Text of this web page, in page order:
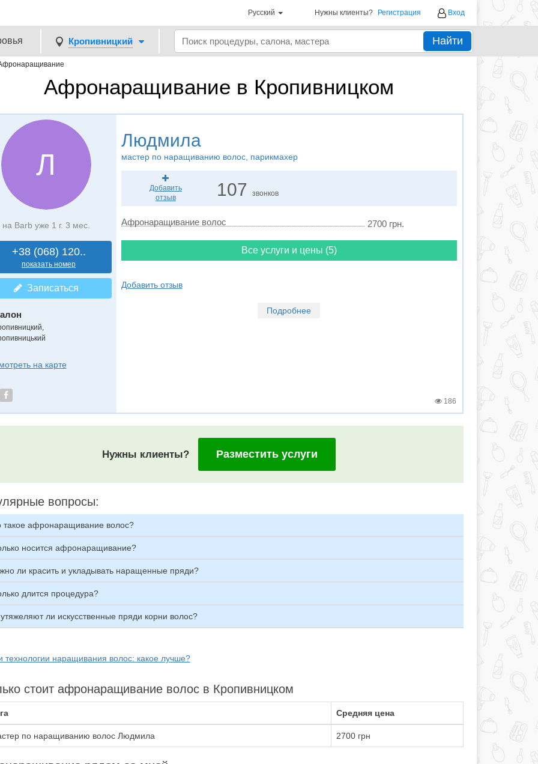
Русский Нужны клиенты? Регистрация Вход
Кропивницкий Найти
Афронаращивание в Кропивницком
Л
на Barb уже 1 г. 3 мес.
+38 (068) 120..
показать номер
Записаться
на карте
Людмила
мастер по наращиванию волос, парикмахер
Добавить
отзыв
107звонков
Афронаращивание волос 2700 грн.
Все услуги и цены (5)
Добавить отзыв
Подробнее
186
Нужны клиенты? Разместить услуги
вопросы:
такое афронаращивание волос?
носится афронаращивание?
ли красить и укладывать наращенные пряди?
длится процедура?
ли искусственные пряди корни волос?
технологии наращивания волос: какое лучше?
стоит афронаращивание волос в Кропивницком
Средняя цена
по наращиванию волос Людмила 2700 грн